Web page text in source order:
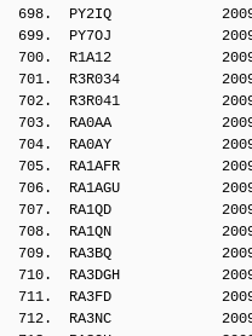
698.  PY2IQ
699.  PY7OJ
700.  R1A12
701.  R3R034
702.  R3R041
703.  RA0AA
704.  RA0AY
705.  RA1AFR
706.  RA1AGU
707.  RA1QD
708.  RA1QN
709.  RA3BQ
710.  RA3DGH
711.  RA3FD
712.  RA3NC